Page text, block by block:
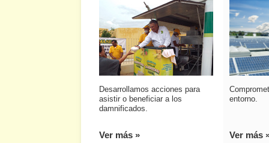
Desarrollamos acciones para
asistir o beneficiar a los
damnificados.
Ver más »
entorno.
Ver más